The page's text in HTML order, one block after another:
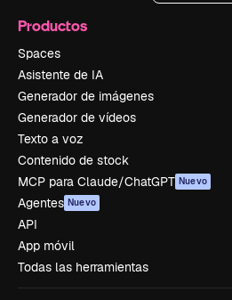
Productos
Spaces
Asistente de IA
Generador de imágenes
Generador de vídeos
Texto a voz
Contenido de stock
MCP para Claude/ChatGPT Nuevo
Agentes Nuevo
API
App móvil
Todas las herramientas